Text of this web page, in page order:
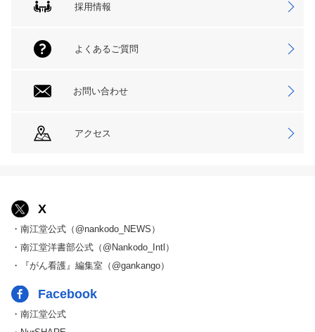
採用情報
よくあるご質問
お問い合わせ
アクセス
X
・南江堂公式（@nankodo_NEWS）
・南江堂洋書部公式（@Nankodo_Intl）
・『がん看護』編集室（@gankango）
Facebook
・南江堂公式